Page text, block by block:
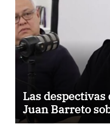
Las
Juan Barreto